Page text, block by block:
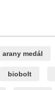
arany medál
biobolt